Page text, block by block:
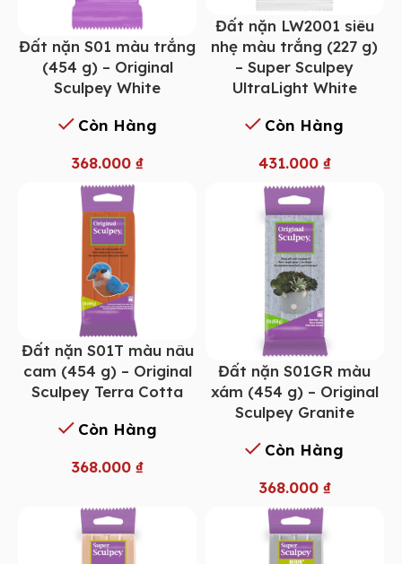
Đất nặn S01 màu trắng
(454 g) – Original
Sculpey White
Còn Hàng
368.000 ₫
Đất nặn LW2001 siêu
nhẹ màu trắng (227 g)
– Super Sculpey
UltraLight White
Còn Hàng
431.000 ₫
Đất nặn S01T màu nâu
cam (454 g) – Original
Sculpey Terra Cotta
Còn Hàng
368.000 ₫
Đất nặn S01GR màu
xám (454 g) – Original
Sculpey Granite
Còn Hàng
368.000 ₫